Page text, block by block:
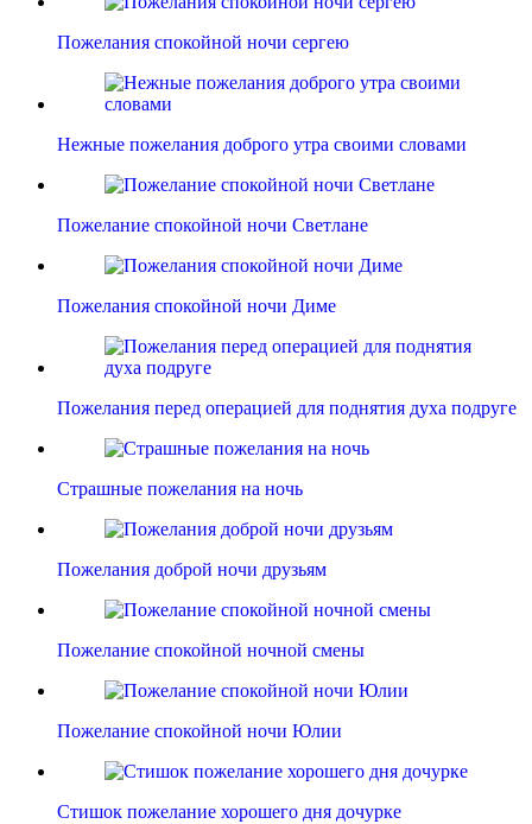
Пожелания спокойной ночи сергею
Нежные пожелания доброго утра своими словами
Пожелание спокойной ночи Светлане
Пожелания спокойной ночи Диме
Пожелания перед операцией для поднятия духа подруге
Страшные пожелания на ночь
Пожелания доброй ночи друзьям
Пожелание спокойной ночной смены
Пожелание спокойной ночи Юлии
Стишок пожелание хорошего дня дочурке